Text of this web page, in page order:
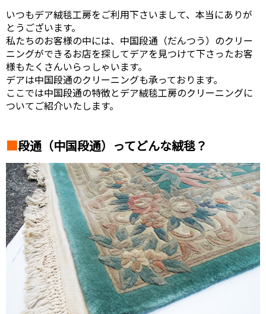
いつもデア絨毯工房をご利用下さいまして、本当にありが
とうございます。
私たちのお客様の中には、中国段通（だんつう）のクリー
ニングができるお店を探してデアを見つけて下さったお客
様もたくさんいらっしゃいます。
デアは中国段通のクリーニングも承っております。
ここでは中国段通の特徴とデア絨毯工房のクリーニングに
ついてご紹介いたします。
段通（中国段通）ってどんな絨毯？